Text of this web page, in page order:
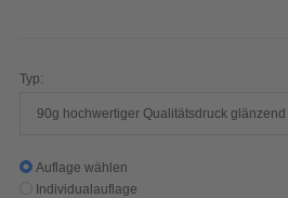
Typ:
90g hochwertiger Qualitätsdruck glänzend
Auflage wählen
Individualauflage